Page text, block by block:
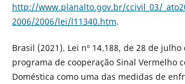
http://www.planalto.gov.br/ccivil_03/
2006/2006/lei/l11340.htm.
Brasil (2021). Lei nº 14.188, de 28 de
programa de cooperação Sinal Vermelho
Doméstica como uma das medidas de